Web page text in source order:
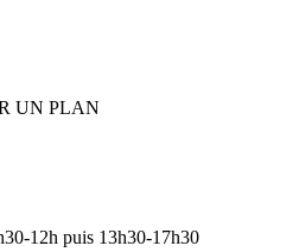
UN PLAN
12h puis 13h30-17h30